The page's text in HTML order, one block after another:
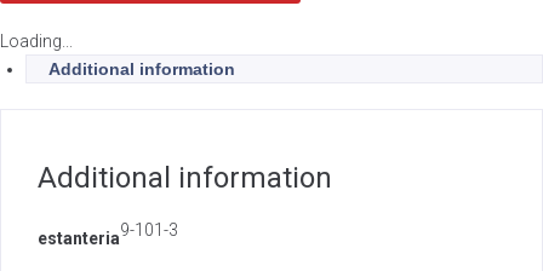
Loading...
Additional information
Additional information
estanteria9-101-3